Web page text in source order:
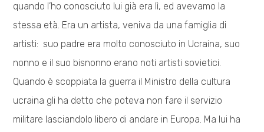
quando l’ho conosciuto lui già era lì, ed avevamo la
stessa età. Era un artista, veniva da una famiglia di
artisti: suo padre era molto conosciuto in Ucraina, suo
nonno e il suo bisnonno erano noti artisti sovietici.
Quando è scoppiata la guerra il Ministro della cultura
ucraina gli ha detto che poteva non fare il servizio
militare lasciandolo libero di andare in Europa. Ma lui ha